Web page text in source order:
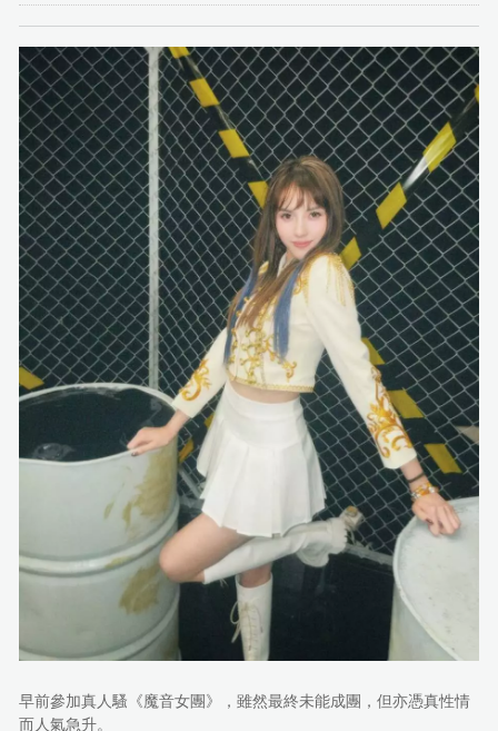
早前參加真人騷《魔音女團》，雖然最終未能成團，但亦憑真性情
而人氣急升。